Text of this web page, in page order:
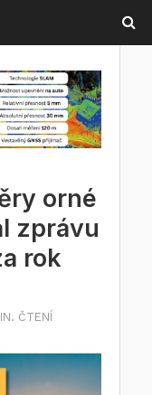
orné
zprávu
rok
ČTENÍ